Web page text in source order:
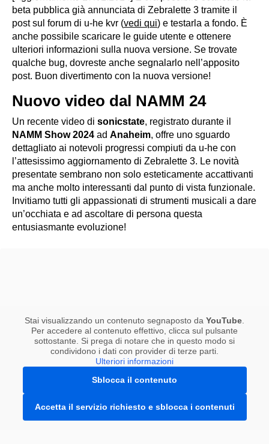
beta pubblica già annunciata di Zebralette 3 tramite il
post sul forum di u-he kvr (vedi qui) e testarla a fondo. È
anche possibile scaricare le guide utente e ottenere
ulteriori informazioni sulla nuova versione. Se trovate
qualche bug, dovreste anche segnalarlo nell’apposito
post. Buon divertimento con la nuova versione!
Nuovo video dal NAMM 24
Un recente video di sonicstate, registrato durante il
NAMM Show 2024 ad Anaheim, offre uno sguardo
dettagliato ai notevoli progressi compiuti da u-he con
l’attesissimo aggiornamento di Zebralette 3. Le novità
presentate sembrano non solo esteticamente accattivanti
ma anche molto interessanti dal punto di vista funzionale.
Invitiamo tutti gli appassionati di strumenti musicali a dare
un’occhiata e ad ascoltare di persona questa
entusiasmante evoluzione!
Stai visualizzando un contenuto segnaposto da YouTube
Per accedere al contenuto effettivo, clicca sul pulsante
sottostante. Si prega di notare che in questo modo si
condividono i dati con provider di terze parti.
Ulteriori informazioni
Sblocca il contenuto
Accetta il servizio richiesto e sblocca i contenuti